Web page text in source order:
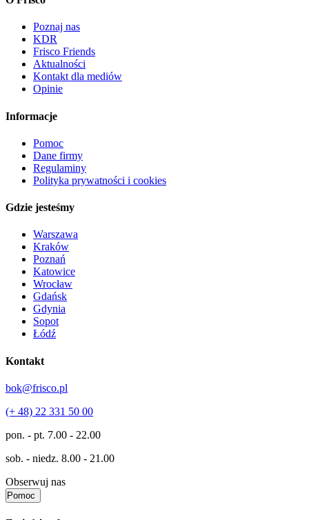
Poznaj nas
KDR
Frisco Friends
Aktualności
Kontakt dla mediów
Opinie
Informacje
Pomoc
Dane firmy
Regulaminy
Polityka prywatności i cookies
Gdzie jesteśmy
Warszawa
Kraków
Poznań
Katowice
Wrocław
Gdańsk
Gdynia
Sopot
Łódź
Kontakt
bok@frisco.pl
(+ 48) 22 331 50 00
pon. - pt. 7.00 - 22.00
sob. - niedz. 8.00 - 21.00
Obserwuj nas
Pomoc